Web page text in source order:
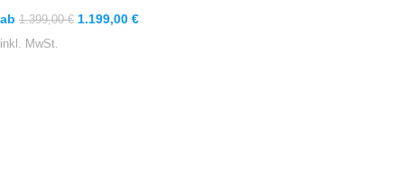
ab 1.399,00€ 1.199,00 €
inkl. MwSt.